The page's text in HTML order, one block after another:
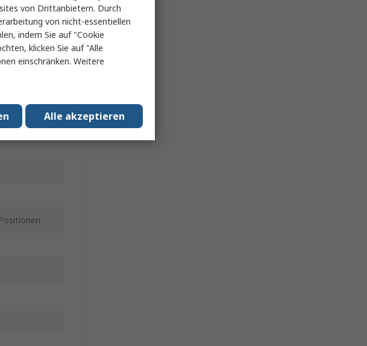
von Drittanbietern. Durch
von nicht-essentiellen
indem Sie auf "Cookie
klicken Sie auf "Alle
einschränken. Weitere
Alle akzeptieren